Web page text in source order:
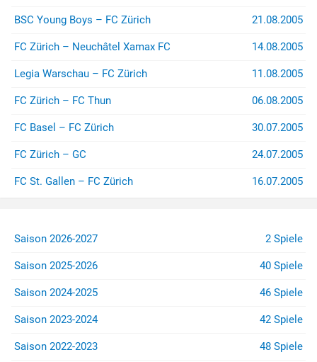
BSC Young Boys – FC Zürich 21.08.2005
FC Zürich – Neuchâtel Xamax FC 14.08.2005
Legia Warschau – FC Zürich 11.08.2005
FC Zürich – FC Thun 06.08.2005
FC Basel – FC Zürich 30.07.2005
FC Zürich – GC 24.07.2005
FC St. Gallen – FC Zürich 16.07.2005
Saison 2026-2027 2 Spiele
Saison 2025-2026 40 Spiele
Saison 2024-2025 46 Spiele
Saison 2023-2024 42 Spiele
Saison 2022-2023 48 Spiele